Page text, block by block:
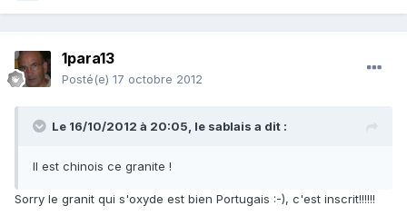
1para13
Posté(e) 17 octobre 2012
Le 16/10/2012 à 20:05, le sablais a dit :
Il est chinois ce granite !
Sorry le granit qui s'oxyde est bien Portugais :-), c'est inscrit!!!!!!